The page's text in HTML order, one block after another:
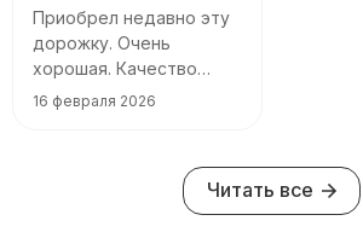
Приобрел недавно эту
дорожку. Очень
хорошая. Качество
ворса отличное, ничего
доволен. Спасибо!
16 февраля 2026
Читать все